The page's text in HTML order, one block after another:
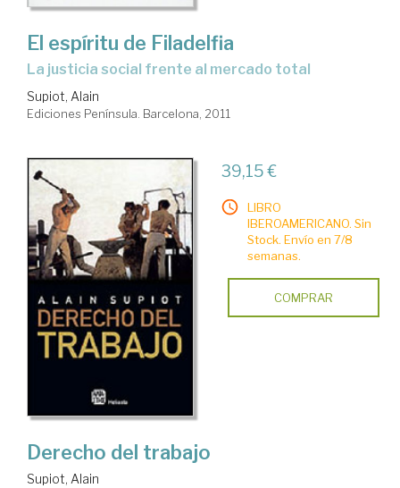
El espíritu de Filadelfia
la justicia social frente al mercado total
Supiot, Alain
Ediciones Península. Barcelona, 2011
39,15 €
LIBRO
IBEROAMERICANO. Sin
Stock. Envío en 7/8
semanas.
COMPRAR
Derecho del trabajo
Supiot, Alain